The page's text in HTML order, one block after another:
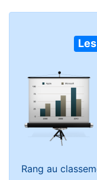
Rang au